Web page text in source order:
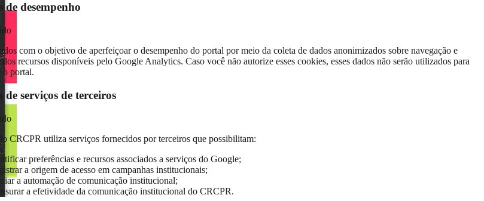
de desempenho
com o objetivo de aperfeiçoar o desempenho do portal por meio da coleta de dados anonimizados sobre navegação e
recursos disponíveis pelo Google Analytics. Caso você não autorize esses cookies, esses dados não serão utilizados para
o portal.
de serviços de terceiros
CRCPR utiliza serviços fornecidos por terceiros que possibilitam:
preferências e recursos associados a serviços do Google;
a origem de acesso em campanhas institucionais;
a automação de comunicação institucional;
a efetividade da comunicação institucional do CRCPR.